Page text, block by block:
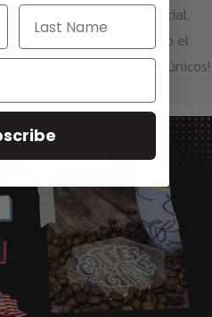
ningún software especial.
con otras técnicas como el
crear objetos o regalos únicos!